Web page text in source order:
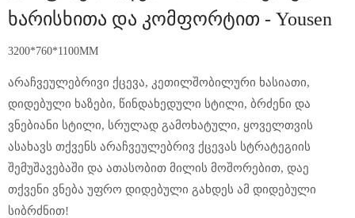
Ხარისხითა Და Კომფორტით - Yousen
3200*760*1100MM
არაჩვეულებრივი ქცევა, კეთილშობილური ხასიათი,
დიდებული ხაზები, წინდახედული სტილი, ბრძენი და
ვნებიანი სტილი, სრულად გამოხატული, ყოველთვის
ასახავს თქვენს არაჩვეულებრივ ქცევას სტრატეგიის
შემუშავებაში და ათასობით მილის მოშორებით, დაე
თქვენი ვნება უფრო დიდებული გახდეს ამ დიდებული
სიბრძნით!